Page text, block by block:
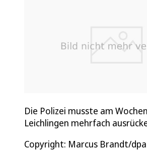
Die Polizei musste am
Leichlingen mehrfach
Copyright: Marcus Brandt/dpa